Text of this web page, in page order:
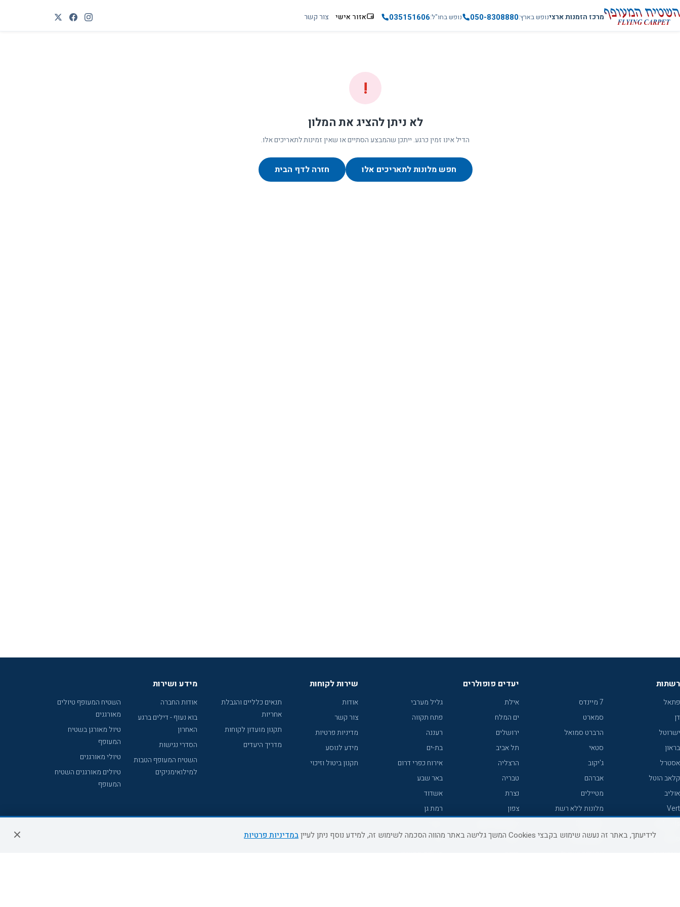
מרכז הזמנות ארצינופש בארץ050-8308880 נופש בחו"ל035151606 אזור אישי צור קשר
!
לא ניתן להציג את המלון
הדיל אינו זמין כרגע. ייתכן שהמבצע הסתיים או שאין זמינות לתאריכים אלו.
חפש מלונות לתאריכים אלו חזרה לדף הבית
רשתות
פתאל
דן
ישרוטל
בראון
אסטרל
קלאב הוטל
אוליב
Vert
7 מיינדס
סמארט
הרברט סמואל
סטאי
ג'יקוב
אברהם
מטיילים
מלונות ללא רשת
קראון פלאזה
יעדים פופולרים
אילת
ים המלח
ירושלים
תל אביב
הרצליה
טבריה
נצרת
צפון
נתניה
גליל מערבי
פתח תקווה
רעננה
בת-ים
אירוח כפרי דרום
באר שבע
אשדוד
רמת גן
עכו
שירות לקוחות
אודות
צור קשר
מדיניות פרטיות
מידע לנוסע
תקנון ביטול וזיכוי
תנאים כלליים והגבלת
אחריות
תקנון מועדון לקוחות
מדריך היעדים
מידע ושירות
אודות החברה
בוא נעוף - דילים ברגע
האחרון
הסדרי נגישות
השטיח המעופף הטבות
למילואימניקים
השטיח המעופף טיולים
מאורגנים
טיול מאורגן בשטיח
המעופף
טיולי מאורגנים
טיולים מאורגנים השטיח
המעופף
לידיעתך, באתר זה נעשה שימוש בקבצי Cookies המשך גלישה באתר מהווה הסכמה לשימוש זה, למידע נוסף ניתן לעיין במדיניות פרטיות